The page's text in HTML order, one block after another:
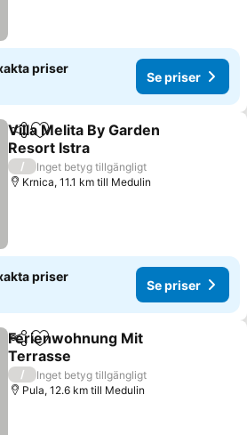
priser
Se priser
Dela Lägg till i Mina Favoriter
Villa Melita By Garden
Resort Istra
Se priser
/
Inget betyg tillgängligt
Krnica, 11.1 km till Medulin
priser
Se priser
Dela Lägg till i Mina Favoriter
Ferienwohnung Mit
Terrasse
Se priser
/
Inget betyg tillgängligt
Pula, 12.6 km till Medulin